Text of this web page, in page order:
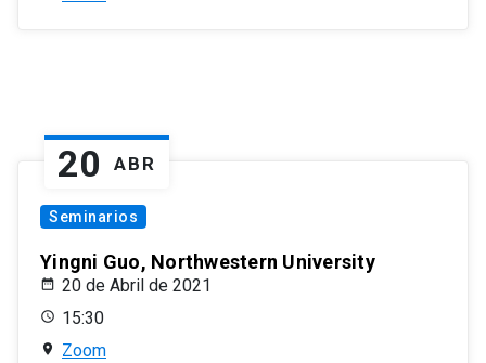
20 ABR
Seminarios
Yingni Guo, Northwestern University
20 de Abril de 2021
15:30
Zoom